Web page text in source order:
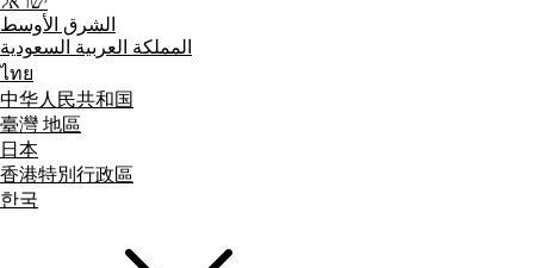
الشرق الأوسط
المملكة العربية السعودية
ไทย
中华人民共和国
臺灣 地區
日本
香港特別行政區
한국